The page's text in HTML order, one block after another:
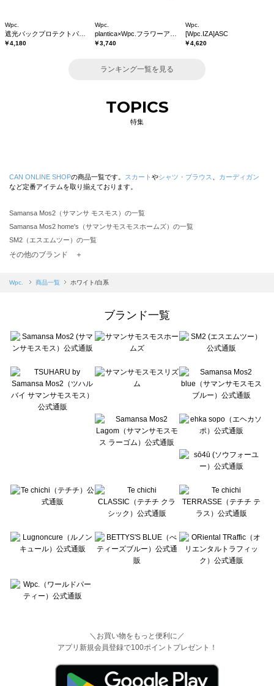
Wpc.
￥4,180
Wpc.
￥3,740
Wpc.
[Wpc.IZA]ASC
￥4,620
ランキング一覧を見る
TOPICS
特集
CAN ONLINE SHOPの商品一覧です。 スカート やシャツ・ブラウス
カーディガン
など定番アイテムを取り揃えております。
Samansa Mos2（サマンサ モスモス）の一覧
Samansa Mos2 home's（サマンサモスモスホームズ）の一覧
SM2（エスエムツー）の一覧
TSUHARU by Samansa Mos2（ツハルバイサマンサモスモス）の一覧
Samansa Mos2 blue（サマンサモスモス ブルー）の一覧
Te chichi（テチチ）の一覧
Te chichi CLASSIC（テチチ クラシック）の一覧
Lugnoncure（ルノンキュール）の一覧
BETTY'S BLUE（べティーズブルー）の一覧
Wpc.（ワールドパーティー）の一覧
その他のブランド ＋
Wpc. 商品一覧 ホワイト/白系
ブランド一覧
＼お買い物をもっと便利に／
アプリ新規会員登録で100ポイントプレゼント！